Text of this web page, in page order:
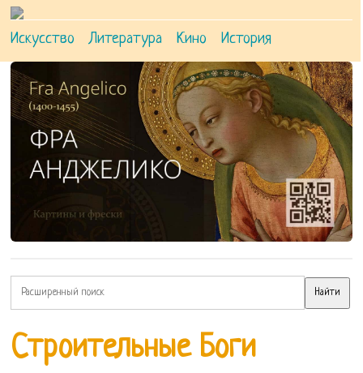
Искусство Литература Кино История
Строительные Боги